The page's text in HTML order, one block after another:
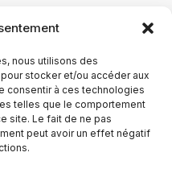
nous utilisons des
stocker et/ou accéder aux
consentir à ces technologies
telles que le comportement
site. Le fait de ne pas
peut avoir un effet négatif